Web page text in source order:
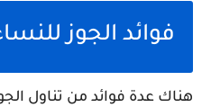
فوائد الجوز
هناك عدة فوائد من تناول